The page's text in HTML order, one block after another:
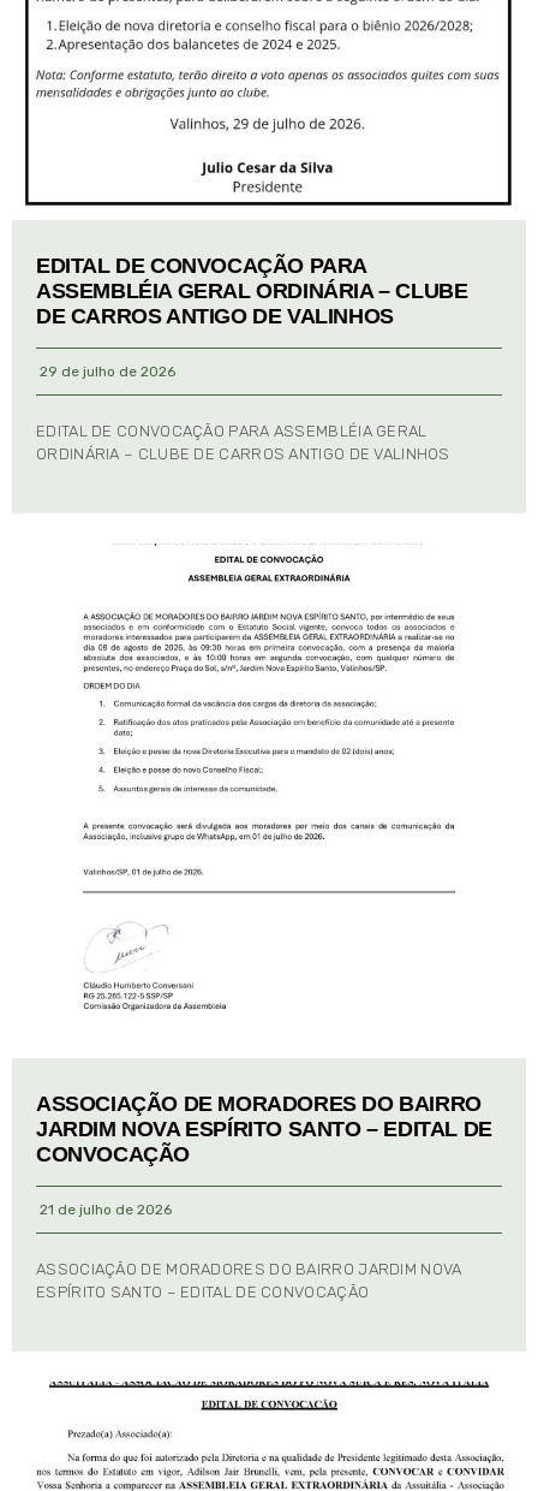
EDITAL DE CONVOCAÇÃO PARA
ASSEMBLÉIA GERAL ORDINÁRIA – CLUBE
DE CARROS ANTIGO DE VALINHOS
29 de julho de 2026
EDITAL DE CONVOCAÇÃO PARA ASSEMBLÉIA GERAL
ORDINÁRIA – CLUBE DE CARROS ANTIGO DE VALINHOS
ASSOCIAÇÃO DE MORADORES DO BAIRRO
JARDIM NOVA ESPÍRITO SANTO – EDITAL DE
CONVOCAÇÃO
21 de julho de 2026
ASSOCIAÇÃO DE MORADORES DO BAIRRO JARDIM NOVA
ESPÍRITO SANTO – EDITAL DE CONVOCAÇÃO